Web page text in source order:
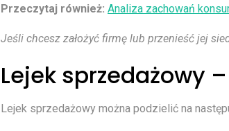
Przeczytaj również: Analiza zachowań
Jeśli chcesz założyć firmę lub przenieść jej
Lejek sprzedażowy
Lejek sprzedażowy można podzielić na